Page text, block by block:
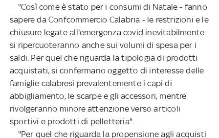
"Così come è stato per i consumi di Natale - fanno
sapere da Confcommercio Calabria - le restrizioni e le
chiusure legate all'emergenza covid inevitabilmente
si ripercuoteranno anche sui volumi di spesa per i
saldi. Per quel che riguarda la tipologia di prodotti
acquistati, si confermano oggetto di interesse delle
famiglie calabresi prevalentemente i capi di
abbigliamento, le scarpe e gli accessori, mentre
rivolgeranno minore attenzione verso articoli
sportivi e prodotti di pelletteria".
"Per quel che riguarda la propensione agli acquisti